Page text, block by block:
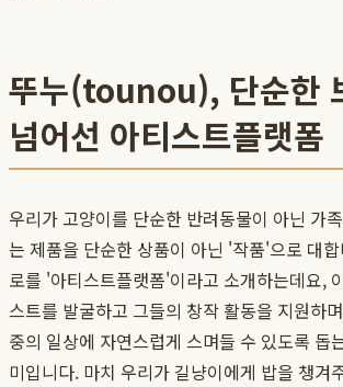
뚜누(tounou), 단순한
넘어선 아티스트플랫폼
우리가 고양이를 단순한 반려동물이 아닌 가
는 제품을 단순한 상품이 아닌 '작품'으로 대
로를 '아티스트플랫폼'이라고 소개하는데요,
스트를 발굴하고 그들의 창작 활동을 지원하
중의 일상에 자연스럽게 스며들 수 있도록 돕
미입니다. 마치 우리가 길냥이에게 밥을 챙겨